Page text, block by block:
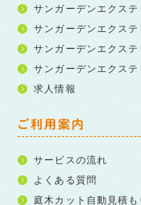
サンガーデンエクス
サンガーデンエクス
サンガーデンエクス
サンガーデンエクス
求人情報
ご利用案内
サービスの流れ
よくある質問
庭木カット自動見積も